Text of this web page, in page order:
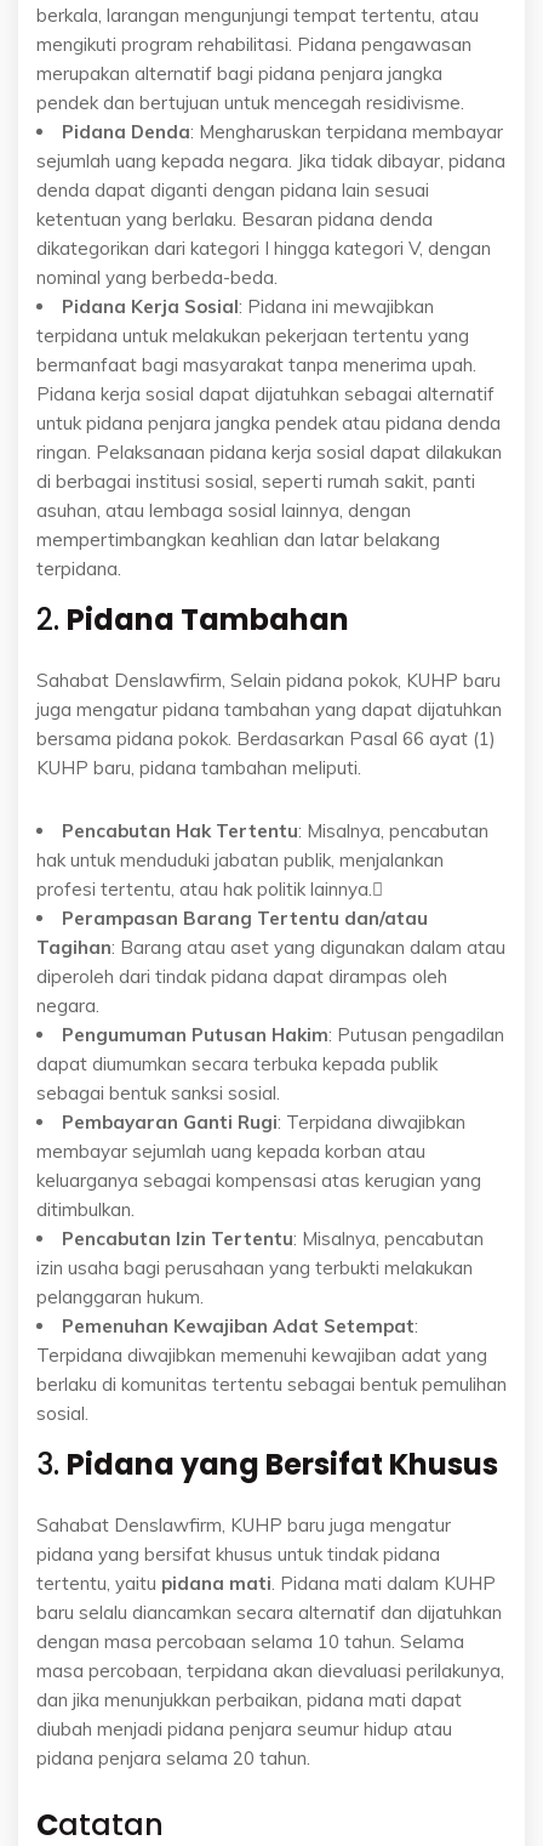
berkala, larangan mengunjungi tempat tertentu, atau
mengikuti program rehabilitasi. Pidana pengawasan
merupakan alternatif bagi pidana penjara jangka
pendek dan bertujuan untuk mencegah residivisme.
Pidana Denda: Mengharuskan terpidana membayar
sejumlah uang kepada negara. Jika tidak dibayar, pidana
denda dapat diganti dengan pidana lain sesuai
ketentuan yang berlaku. Besaran pidana denda
dikategorikan dari kategori I hingga kategori V, dengan
nominal yang berbeda-beda.
Pidana Kerja Sosial: Pidana ini mewajibkan
terpidana untuk melakukan pekerjaan tertentu yang
bermanfaat bagi masyarakat tanpa menerima upah.
Pidana kerja sosial dapat dijatuhkan sebagai alternatif
untuk pidana penjara jangka pendek atau pidana denda
ringan. Pelaksanaan pidana kerja sosial dapat dilakukan
di berbagai institusi sosial, seperti rumah sakit, panti
asuhan, atau lembaga sosial lainnya, dengan
mempertimbangkan keahlian dan latar belakang
terpidana.
2. Pidana Tambahan
Sahabat Denslawfirm, Selain pidana pokok, KUHP baru
juga mengatur pidana tambahan yang dapat dijatuhkan
bersama pidana pokok. Berdasarkan Pasal 66 ayat (1)
KUHP baru, pidana tambahan meliputi.
Pencabutan Hak Tertentu: Misalnya, pencabutan
hak untuk menduduki jabatan publik, menjalankan
profesi tertentu, atau hak politik lainnya.
Perampasan Barang Tertentu dan/atau
Tagihan: Barang atau aset yang digunakan dalam atau
diperoleh dari tindak pidana dapat dirampas oleh
negara.
Pengumuman Putusan Hakim: Putusan pengadilan
dapat diumumkan secara terbuka kepada publik
sebagai bentuk sanksi sosial.
Pembayaran Ganti Rugi: Terpidana diwajibkan
membayar sejumlah uang kepada korban atau
keluarganya sebagai kompensasi atas kerugian yang
ditimbulkan.
Pencabutan Izin Tertentu: Misalnya, pencabutan
izin usaha bagi perusahaan yang terbukti melakukan
pelanggaran hukum.
Pemenuhan Kewajiban Adat Setempat:
Terpidana diwajibkan memenuhi kewajiban adat yang
berlaku di komunitas tertentu sebagai bentuk pemulihan
sosial.
3. Pidana yang Bersifat Khusus
Sahabat Denslawfirm, KUHP baru juga mengatur
pidana yang bersifat khusus untuk tindak pidana
tertentu, yaitu pidana mati. Pidana mati dalam KUHP
baru selalu diancamkan secara alternatif dan dijatuhkan
dengan masa percobaan selama 10 tahun. Selama
masa percobaan, terpidana akan dievaluasi perilakunya,
dan jika menunjukkan perbaikan, pidana mati dapat
diubah menjadi pidana penjara seumur hidup atau
pidana penjara selama 20 tahun.
Catatan